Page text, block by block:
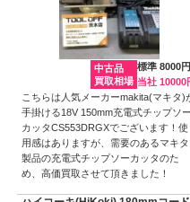
中古品
買取相場
標準 8000円
当社 10000
こちらは人気メーカーmakita(マキタ)
手掛ける18V 150mm充電式チップソー
カッタCS553DRGXでございます！使
用感はありますが、需要のあるマキタ
製品の充電式チップソーカッタのた
め、高価買取させて頂きました！